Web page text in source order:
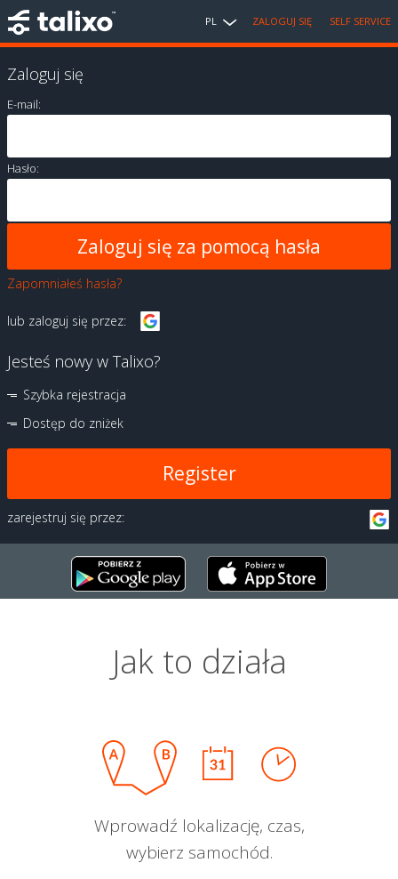
PL ZALOGUJ SIĘ SELF SERVICE
Zaloguj się
E-mail:
Hasło:
Zapomniałeś hasła?
lub zaloguj się przez:
Jesteś nowy w Talixo?
Szybka rejestracja
Dostęp do zniżek
Register
zarejestruj się przez:
Jak to działa
Wprowadź lokalizację, czas,
wybierz samochód.